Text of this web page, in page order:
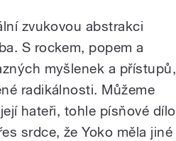
zvukovou abstrakci
S rockem, popem a
myšlenek a přístupů,
radikálnosti. Můžeme
hateři, tohle písňové dílo
srdce, že Yoko měla jiné